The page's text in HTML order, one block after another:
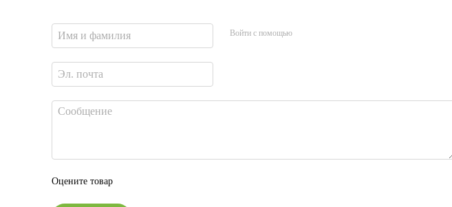
Войти с помощью
Оцените товар